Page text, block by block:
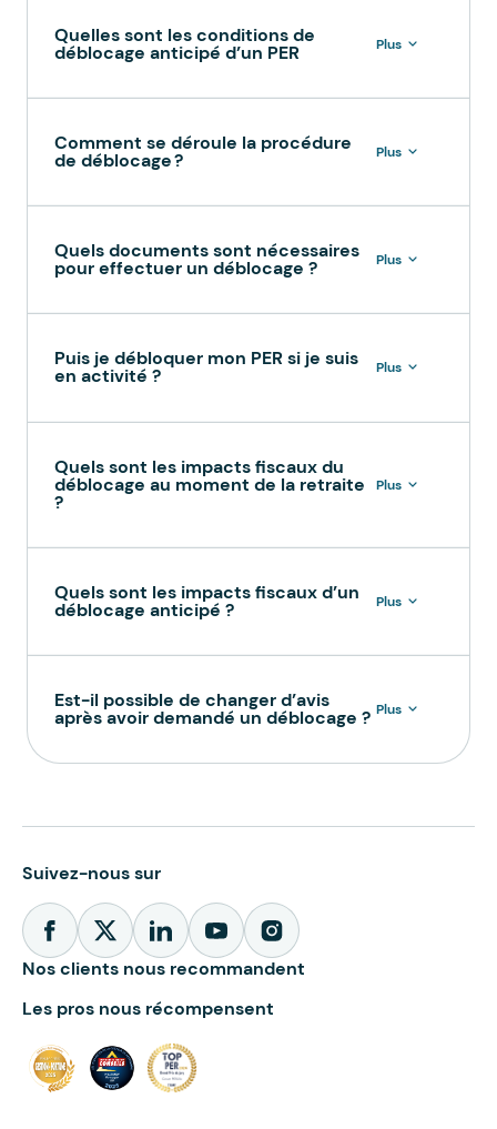
Quelles sont les conditions de
déblocage anticipé d’un PER Plus
Comment se déroule la procédure
de déblocage ? Plus
Quels documents sont nécessaires
pour effectuer un déblocage ? Plus
Puis je débloquer mon PER si je suis
en activité ? Plus
Quels sont les impacts fiscaux du
déblocage au moment de la retraite
?
Plus
Quels sont les impacts fiscaux d’un
déblocage anticipé ? Plus
Est-il possible de changer d’avis
après avoir demandé un déblocage ? Plus
Suivez-nous sur
Nos clients nous recommandent
Les pros nous récompensent